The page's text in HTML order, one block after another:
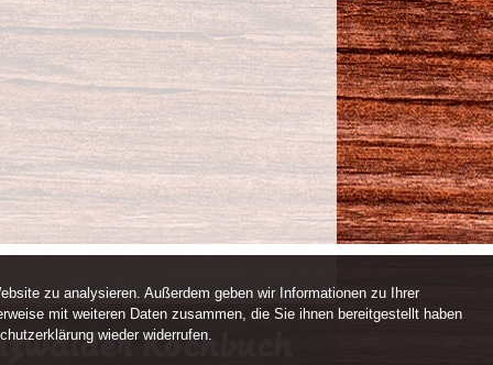
zu analysieren. Außerdem geben wir Informationen zu Ihrer
mit weiteren Daten zusammen, die Sie ihnen bereitgestellt haben
wieder widerrufen.